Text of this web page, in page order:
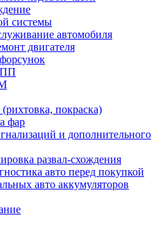
системы
автомобиля
двигателя
покраска)
фар
и дополнительного
развал-схождения
авто перед покупкой
авто аккумуляторов